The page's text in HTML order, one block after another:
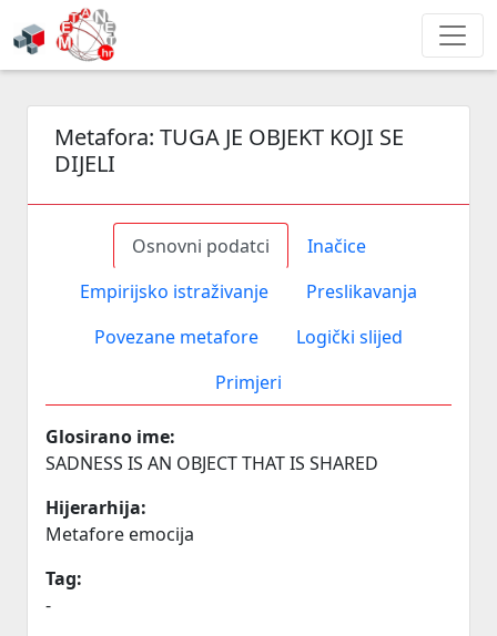
Metafora: TUGA JE OBJEKT KOJI SE
DIJELI
Osnovni podatci
Inačice
Empirijsko istraživanje
Preslikavanja
Povezane metafore
Logički slijed
Primjeri
Glosirano ime:
SADNESS IS AN OBJECT THAT IS SHARED
Hijerarhija:
Metafore emocija
Tag:
-